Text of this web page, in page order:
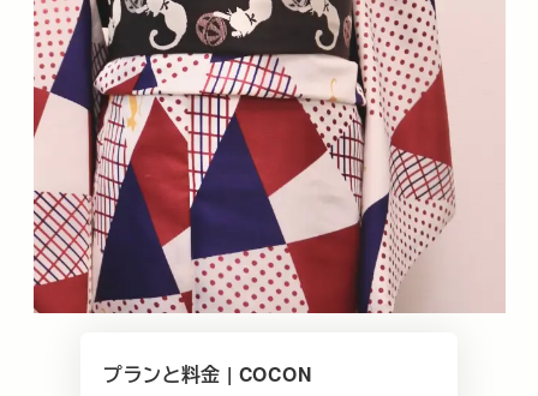
プランと料金 | COCON